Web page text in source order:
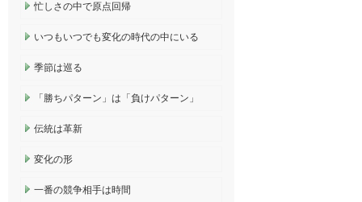
忙しさの中で原点回帰
いつもいつでも変化の時代の中にいる
季節は巡る
「勝ちパターン」は「負けパターン」
伝統は革新
変化の形
一番の競争相手は時間